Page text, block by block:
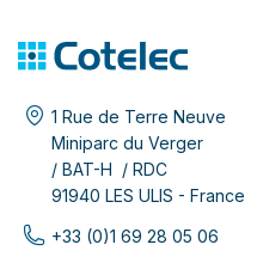
1 Rue de Terre Neuve
Miniparc du Verger
/ BAT-H / RDC
91940 LES ULIS - France
+33 (0)1 69 28 05 06